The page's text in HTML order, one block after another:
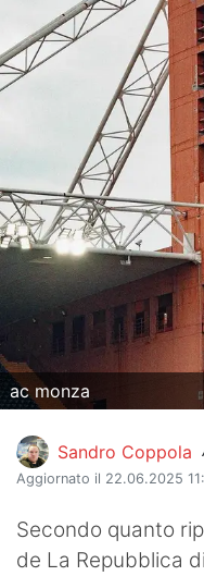
Pallanuoto
Pallamano
News
Turismo
Eventi
ac monza
Sandro Coppola
Aggiornato il 22.06.2025
Secondo quanto
de La Repubblica